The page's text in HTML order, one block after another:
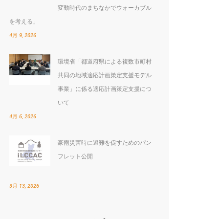
変動時代のまちなかでウォーカブル
を考える」
4月 9, 2026
環境省「都道府県による複数市町村
共同の地域適応計画策定支援モデル
事業」に係る適応計画策定支援につ
いて
4月 6, 2026
豪雨災害時に避難を促すためのパン
フレット公開
3月 13, 2026